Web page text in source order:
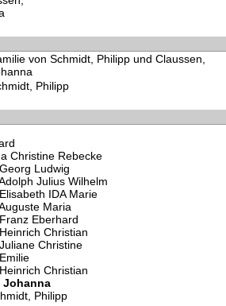
von Schmidt, Philipp und Claussen,
Philipp
Christine Rebecke
Ludwig
Julius Wilhelm
IDA Marie
Maria
Eberhard
Christian
Christine
Christian
Johanna
Philipp